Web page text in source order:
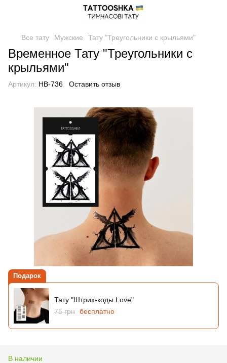
Все тату Мужские Тату "Треугольники с крыльями"
Временное Тату "Треугольники с
крыльями"
Артикул: HB-736 Оставить отзыв
Подарок
Тату "Штрих-коды Love"
75 грн бесплатно
В наличии